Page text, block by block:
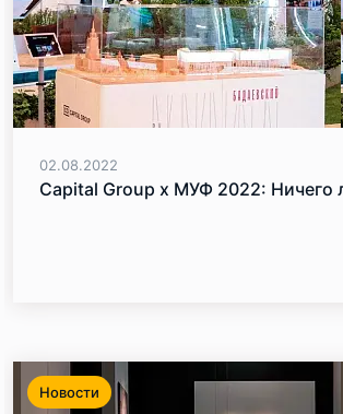
02.08.2022
Capital Group x МУФ 2022: Ничего
Новости